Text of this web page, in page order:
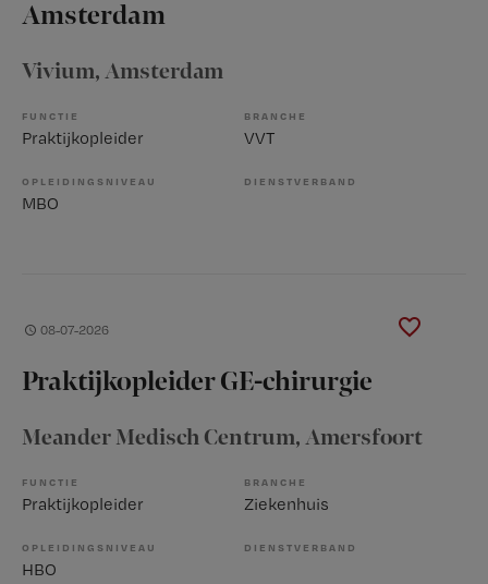
Amsterdam
Vivium, Amsterdam
FUNCTIE
Praktijkopleider
BRANCHE
VVT
OPLEIDINGSNIVEAU
MBO
DIENSTVERBAND
08-07-2026
Praktijkopleider GE-chirurgie
Meander Medisch Centrum, Amersfoort
FUNCTIE
Praktijkopleider
BRANCHE
Ziekenhuis
OPLEIDINGSNIVEAU
HBO
DIENSTVERBAND